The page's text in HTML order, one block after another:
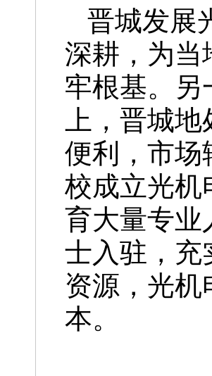
晋城发展
深耕，为当
牢根基。另
上，晋城
便利，市场
校成立光机
育大量专业
士入驻，充
资源，光
本。